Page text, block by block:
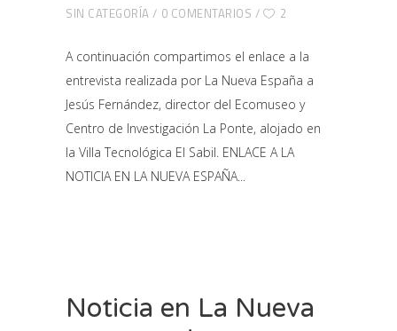
SIN CATEGORÍA
0 COMENTARIOS 2
A continuación compartimos el enlace a la
entrevista realizada por La Nueva España a
Jesús Fernández, director del Ecomuseo y
Centro de Investigación La Ponte, alojado en
la Villa Tecnológica El Sabil. ENLACE A LA
NOTICIA EN LA NUEVA ESPAÑA
Noticia en La Nueva